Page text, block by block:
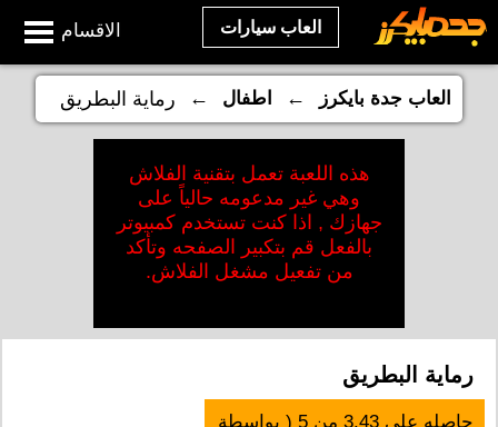
الاقسام العاب سيارات
العاب جدة بايكرز ← اطفال ← رماية البطريق
هذه اللعبة تعمل بتقنية الفلاش
وهي غير مدعومه حالياً على
جهازك , اذا كنت تستخدم كمبيوتر
بالفعل قم بتكبير الصفحه وتأكد
من تفعيل مشغل الفلاش.
رماية البطريق
حاصله على3.43 من5 ( بواسطة